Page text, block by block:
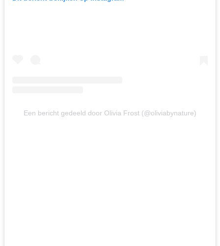
Een bericht gedeeld door Olivia Frost (@oliviabynature)